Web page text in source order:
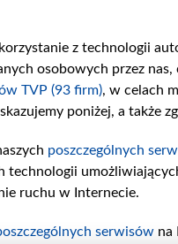
z technologii
osobowych przez
TVP (93 firm), w celach
poniżej, a także
poszczególnych
ruchu w Internecie.
serwisów na